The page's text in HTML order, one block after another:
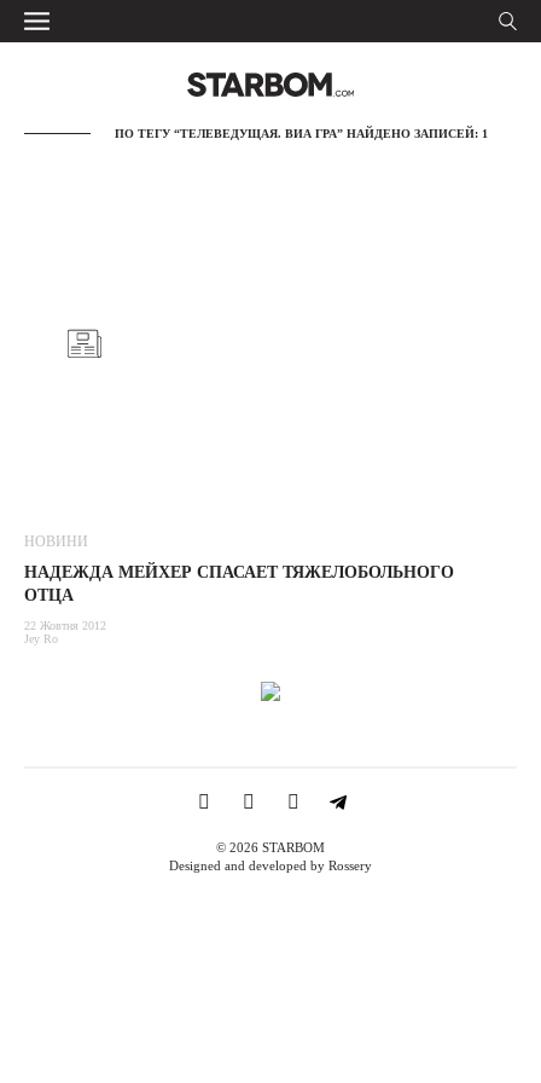
ПО ТЕГУ “ТЕЛЕВЕДУЩАЯ. ВИА ГРА” НАЙДЕНО ЗАПИСЕЙ: 1
НОВИНИ
НАДЕЖДА МЕЙХЕР СПАСАЕТ ТЯЖЕЛОБОЛЬНОГО
ОТЦА
22 Жовтня 2012
Jey Ro
© 2026 STARBOM
Designed and developed by Rossery